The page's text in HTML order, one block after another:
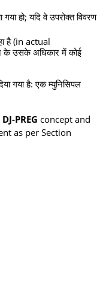
गया हो; यदि वे उपरोक्त विवरण
है (in actual
के उसके अधिकार में कोई
गया है: एक म्युनिसिपल
DJ-PREG concept and
as per Section